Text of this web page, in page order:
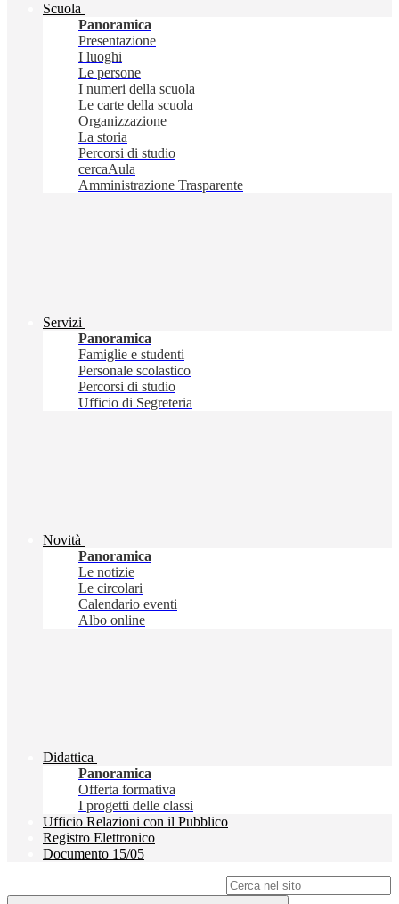
Scuola
Panoramica
Presentazione
I luoghi
Le persone
I numeri della scuola
Le carte della scuola
Organizzazione
La storia
Percorsi di studio
cercaAula
Amministrazione Trasparente
Servizi
Panoramica
Famiglie e studenti
Personale scolastico
Percorsi di studio
Ufficio di Segreteria
Novità
Panoramica
Le notizie
Le circolari
Calendario eventi
Albo online
Didattica
Panoramica
Offerta formativa
I progetti delle classi
Ufficio Relazioni con il Pubblico
Registro Elettronico
Documento 15/05